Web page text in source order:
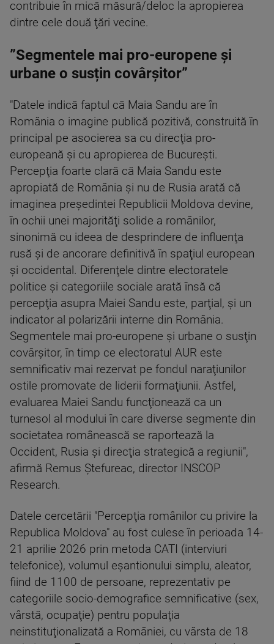
contribuie în mică măsură/deloc la apropierea
dintre cele două ţări vecine.
”Segmentele mai pro-europene și
urbane o susțin covârșitor”
"Datele indică faptul că Maia Sandu are în
România o imagine publică pozitivă, construită în
principal pe asocierea sa cu direcţia pro-
europeană şi cu apropierea de Bucureşti.
Percepţia foarte clară că Maia Sandu este
apropiată de România şi nu de Rusia arată că
imaginea preşedintei Republicii Moldova devine,
în ochii unei majorităţi solide a românilor,
sinonimă cu ideea de desprindere de influenţa
rusă şi de ancorare definitivă în spaţiul european
şi occidental. Diferenţele dintre electoratele
politice şi categoriile sociale arată însă că
percepţia asupra Maiei Sandu este, parţial, şi un
indicator al polarizării interne din România.
Segmentele mai pro-europene şi urbane o susţin
covârşitor, în timp ce electoratul AUR este
semnificativ mai rezervat pe fondul naraţiunilor
ostile promovate de liderii formaţiunii. Astfel,
evaluarea Maiei Sandu funcţionează ca un
turnesol al modului în care diverse segmente din
societatea românească se raportează la
Occident, Rusia şi direcţia strategică a regiunii",
afirmă Remus Ştefureac, director INSCOP
Research.
Datele cercetării "Percepţia românilor cu privire la
Republica Moldova" au fost culese în perioada 14-
21 aprilie 2026 prin metoda CATI (interviuri
telefonice), volumul eşantionului simplu, aleator,
fiind de 1100 de persoane, reprezentativ pe
categoriile socio-demografice semnificative (sex,
vârstă, ocupaţie) pentru populaţia
neinstituţionalizată a României, cu vârsta de 18